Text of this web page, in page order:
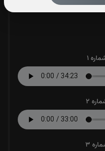
1
2
3